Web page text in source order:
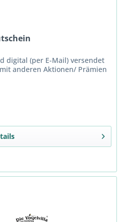
digital (per E-Mail) versendet
anderen Aktionen/ Prämien